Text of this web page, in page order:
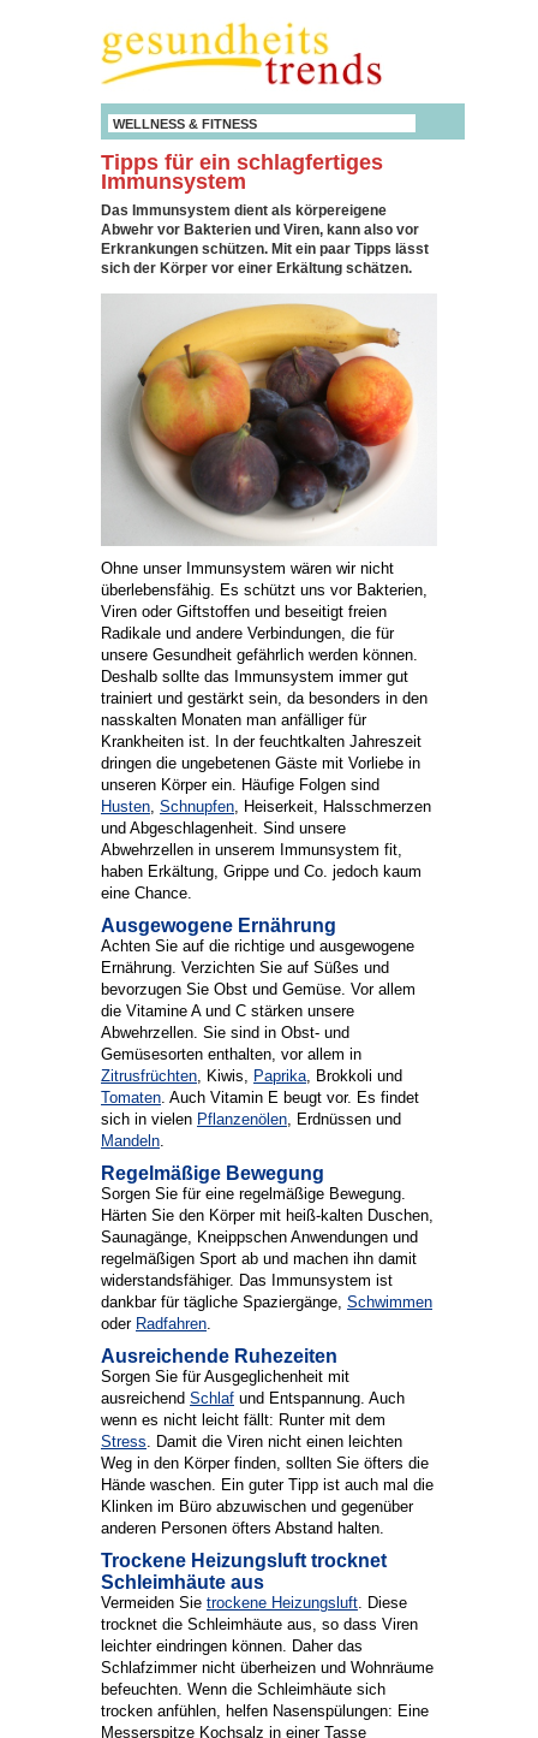
WELLNESS & FITNESS
Tipps für ein schlagfertiges
Immunsystem
Das Immunsystem dient als körpereigene
Abwehr vor Bakterien und Viren, kann also vor
Erkrankungen schützen. Mit ein paar Tipps lässt
sich der Körper vor einer Erkältung schätzen.
Ohne unser Immunsystem wären wir nicht
überlebensfähig. Es schützt uns vor Bakterien,
Viren oder Giftstoffen und beseitigt freien
Radikale und andere Verbindungen, die für
unsere Gesundheit gefährlich werden können.
Deshalb sollte das Immunsystem immer gut
trainiert und gestärkt sein, da besonders in den
nasskalten Monaten man anfälliger für
Krankheiten ist. In der feuchtkalten Jahreszeit
dringen die ungebetenen Gäste mit Vorliebe in
unseren Körper ein. Häufige Folgen sind
Husten, Schnupfen, Heiserkeit, Halsschmerzen
und Abgeschlagenheit. Sind unsere
Abwehrzellen in unserem Immunsystem fit,
haben Erkältung, Grippe und Co. jedoch kaum
eine Chance.
Ausgewogene Ernährung
Achten Sie auf die richtige und ausgewogene
Ernährung. Verzichten Sie auf Süßes und
bevorzugen Sie Obst und Gemüse. Vor allem
die Vitamine A und C stärken unsere
Abwehrzellen. Sie sind in Obst- und
Gemüsesorten enthalten, vor allem in
Zitrusfrüchten, Kiwis, Paprika, Brokkoli und
Tomaten. Auch Vitamin E beugt vor. Es findet
sich in vielen Pflanzenölen, Erdnüssen und
Mandeln.
Regelmäßige Bewegung
Sorgen Sie für eine regelmäßige Bewegung.
Härten Sie den Körper mit heiß-kalten Duschen,
Saunagänge, Kneippschen Anwendungen und
regelmäßigen Sport ab und machen ihn damit
widerstandsfähiger. Das Immunsystem ist
dankbar für tägliche Spaziergänge, Schwimmen
oder Radfahren.
Ausreichende Ruhezeiten
Sorgen Sie für Ausgeglichenheit mit
ausreichend Schlaf und Entspannung. Auch
wenn es nicht leicht fällt: Runter mit dem
Stress. Damit die Viren nicht einen leichten
Weg in den Körper finden, sollten Sie öfters die
Hände waschen. Ein guter Tipp ist auch mal die
Klinken im Büro abzuwischen und gegenüber
anderen Personen öfters Abstand halten.
Trockene Heizungsluft trocknet
Schleimhäute aus
Vermeiden Sie trockene Heizungsluft. Diese
trocknet die Schleimhäute aus, so dass Viren
leichter eindringen können. Daher das
Schlafzimmer nicht überheizen und Wohnräume
befeuchten. Wenn die Schleimhäute sich
trocken anfühlen, helfen Nasenspülungen: Eine
Messerspitze Kochsalz in einer Tasse